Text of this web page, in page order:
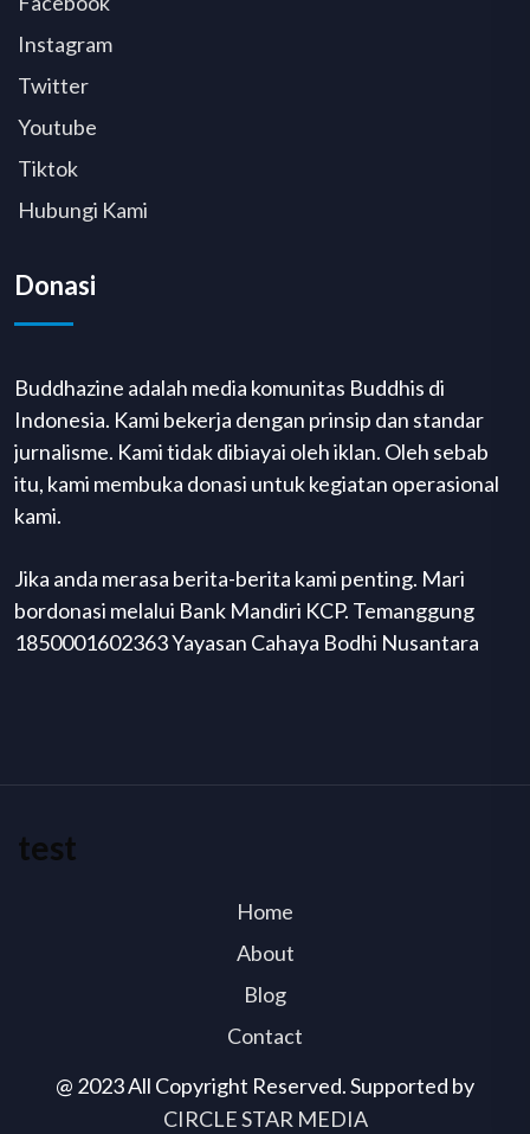
Instagram
Twitter
Youtube
Tiktok
Hubungi Kami
Donasi
Buddhazine adalah media komunitas Buddhis di
Indonesia. Kami bekerja dengan prinsip dan standar
jurnalisme. Kami tidak dibiayai oleh iklan. Oleh sebab
itu, kami membuka donasi untuk kegiatan operasional
kami.
Jika anda merasa berita-berita kami penting. Mari
bordonasi melalui Bank Mandiri KCP. Temanggung
1850001602363 Yayasan Cahaya Bodhi Nusantara
@ 2023 All Copyright Reserved. Supported by
CIRCLE STAR MEDIA
test
Home
About
Blog
Contact